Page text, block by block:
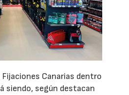
Fijaciones Canarias dentro
siendo, según destacan